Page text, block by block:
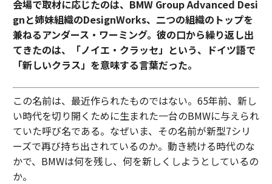
会場で取材に応じたのは、BMW Group Advanced Desi
gnと姉妹組織のDesignWorks、二つの組織のトップを
兼ねるアンダース・ワーミング。彼の口から繰り返し出
てきたのは、「ノイエ・クラッセ」という、ドイツ語で
「新しいクラス」を意味する言葉だった。
この名前は、最近作られたものではない。65年前、新し
い時代を切り開くために生まれた一台のBMWに与えられ
ていた呼び名である。なぜいま、その名前が新型7シリ
ーズで再び持ち出されているのか。動き続ける時代のな
かで、BMWは何を残し、何を新しくしようとしているの
か。